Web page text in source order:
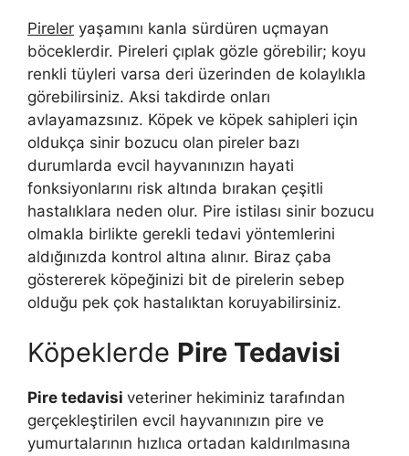
Pireler yaşamını kanla sürdüren uçmayan
böceklerdir. Pireleri çıplak gözle görebilir; koyu
renkli tüyleri varsa deri üzerinden de kolaylıkla
görebilirsiniz. Aksi takdirde onları
avlayamazsınız. Köpek ve köpek sahipleri için
oldukça sinir bozucu olan pireler bazı
durumlarda evcil hayvanınızın hayati
fonksiyonlarını risk altında bırakan çeşitli
hastalıklara neden olur. Pire istilası sinir bozucu
olmakla birlikte gerekli tedavi yöntemlerini
aldığınızda kontrol altına alınır. Biraz çaba
göstererek köpeğinizi bit de pirelerin sebep
olduğu pek çok hastalıktan koruyabilirsiniz.
Köpeklerde Pire Tedavisi
Pire tedavisi veteriner hekiminiz tarafından
gerçekleştirilen evcil hayvanınızın pire ve
yumurtalarının hızlıca ortadan kaldırılmasına